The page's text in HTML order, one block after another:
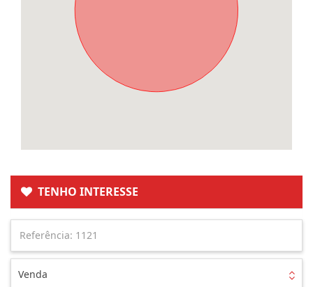
TENHO INTERESSE
Venda